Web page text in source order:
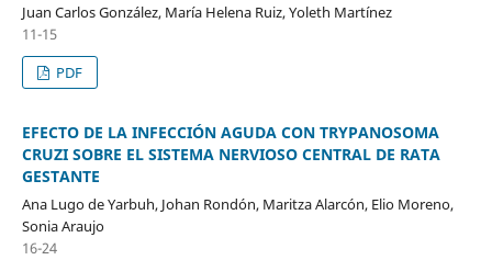
Juan Carlos González, María Helena Ruiz, Yoleth Martínez
11-15
PDF
EFECTO DE LA INFECCIÓN AGUDA CON TRYPANOSOMA
CRUZI SOBRE EL SISTEMA NERVIOSO CENTRAL DE RATA
GESTANTE
Ana Lugo de Yarbuh, Johan Rondón, Maritza Alarcón, Elio Moreno,
Sonia Araujo
16-24